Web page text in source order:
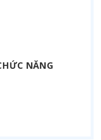
NĂNG